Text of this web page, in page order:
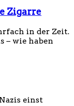
Zigarre
in der Zeit.
– wie haben
einst